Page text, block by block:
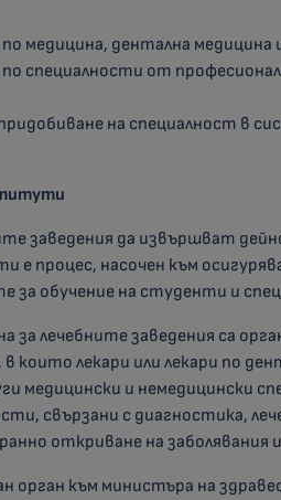
медицина, дентална медицина
специалности от
на специалност в
заведения да извършват
е процес, насочен към
за обучение на студенти и
за лечебните заведения са
които лекари или лекари по
медицински и немедицински
свързани с диагностика,
откриване на заболявания
орган към министъра на